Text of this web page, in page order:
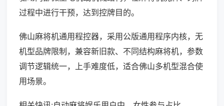
过程中进行干预，达到控牌目的。
佛山麻将机通用程控器，采用公版通用程序内核，无
机型品牌限制，兼容新旧款、不同结构麻将机，参数
调节逻辑统一，上手难度低，适合佛山多机型混合使
用场景。